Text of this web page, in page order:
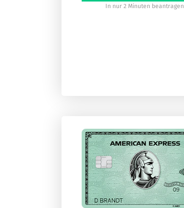
In nur 2 Minuten beantragen